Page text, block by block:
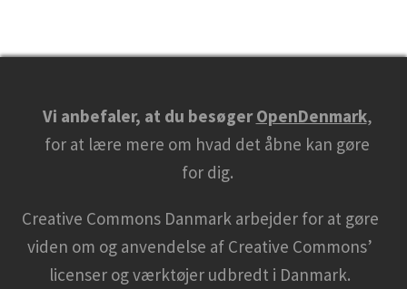
Vi anbefaler, at du besøgerOpenDenmark,
for at lære mere om hvad det åbne kan gøre
for dig.
Creative Commons Danmark arbejder for at gøre
viden om og anvendelse af Creative Commons’
licenser og værktøjer udbredt i Danmark.